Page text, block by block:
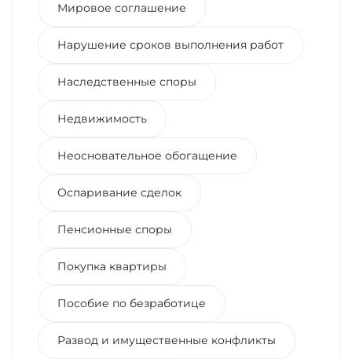
Мировое соглашение
Нарушение сроков выполнения работ
Наследственные споры
Недвижимость
Неосновательное обогащение
Оспаривание сделок
Пенсионные споры
Покупка квартиры
Пособие по безработице
Развод и имущественные конфликты